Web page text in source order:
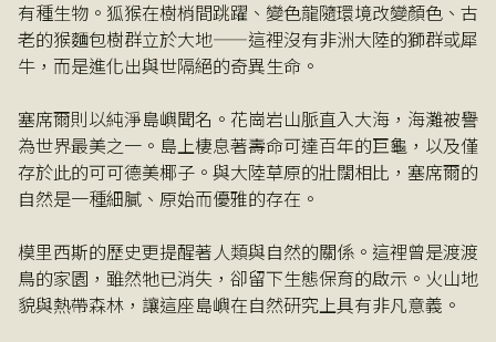
有種生物。狐猴在樹梢間跳躍、變色龍隨環境改變顏色、古
老的猴麵包樹群立於大地——這裡沒有非洲大陸的獅群或犀
牛，而是進化出與世隔絕的奇異生命。
塞席爾則以純淨島嶼聞名。花崗岩山脈直入大海，海灘被譽
為世界最美之一。島上棲息著壽命可達百年的巨龜，以及僅
存於此的可可德美椰子。與大陸草原的壯闊相比，塞席爾的
自然是一種細膩、原始而優雅的存在。
模里西斯的歷史更提醒著人類與自然的關係。這裡曾是渡渡
鳥的家園，雖然牠已消失，卻留下生態保育的啟示。火山地
貌與熱帶森林，讓這座島嶼在自然研究上具有非凡意義。